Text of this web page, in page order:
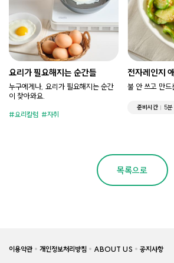
요리가 필요해지는 순간들
누구에게나, 요리가 필요해지는 순간
이 찾아와요.
요리칼럼 자취
전자레인지
불 안 쓰고 만
준비시간 5분
목록으로
이용약관 개인정보처리방침 ABOUT US 공지사항